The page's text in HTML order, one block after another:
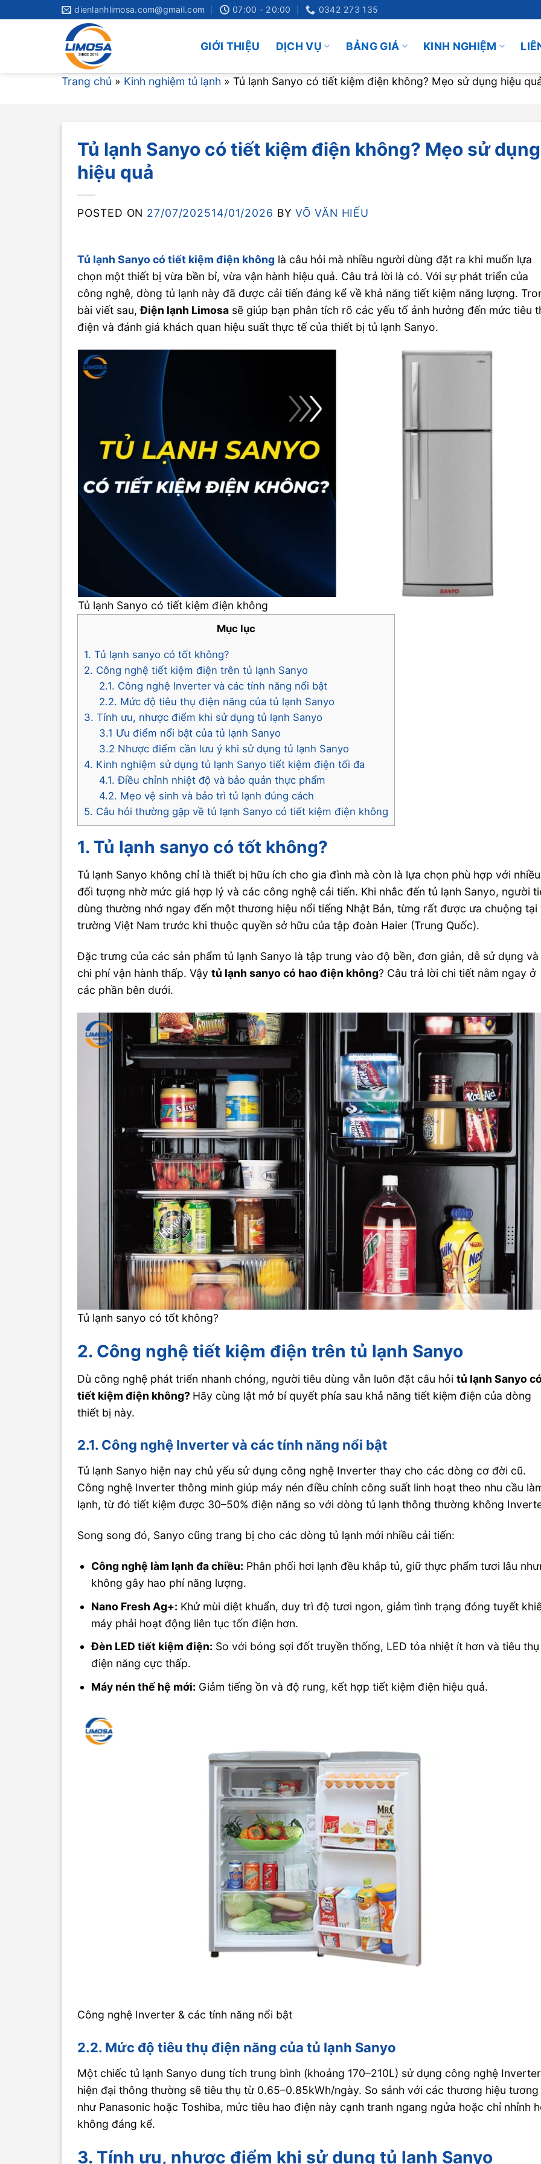
dienlanhlimosa.com@gmail.com 07:00 - 20:00 0342 273 135
GIỚI THIỆU DỊCH VỤ BẢNG GIÁ KINH NGHIỆM
Trang chủ » Kinh nghiệm tủ lạnh » Tủ lạnh Sanyo có tiết kiệm điện không? Mẹo sử dụng hiệu
Tủ lạnh Sanyo có tiết kiệm điện không? Mẹo sử dụng
hiệu quả
POSTED ON 27/07/202514/01/2026 BYVÕ VĂN HIẾU
Tủ lạnh Sanyo có tiết kiệm điện không là câu hỏi mà nhiều người dùng đặt ra khi muốn lựa
chọn một thiết bị vừa bền bỉ, vừa vận hành hiệu quả. Câu trả lời là có. Với sự phát triển của
công nghệ, dòng tủ lạnh này đã được cải tiến đáng kể về khả năng tiết kiệm năng lượng.
bài viết sau,Điện lạnh Limosa sẽ giúp bạn phân tích rõ các yếu tố ảnh hưởng đến mức tiêu
điện và đánh giá khách quan hiệu suất thực tế của thiết bị tủ lạnh Sanyo.
Tủ lạnh Sanyo có tiết kiệm điện không
Mục lục
1. Tủ lạnh sanyo có tốt không?
2. Công nghệ tiết kiệm điện trên tủ lạnh Sanyo
2.1. Công nghệ Inverter và các tính năng nổi bật
2.2. Mức độ tiêu thụ điện năng của tủ lạnh Sanyo
3. Tính ưu, nhược điểm khi sử dụng tủ lạnh Sanyo
3.1 Ưu điểm nổi bật của tủ lạnh Sanyo
3.2 Nhược điểm cần lưu ý khi sử dụng tủ lạnh Sanyo
4. Kinh nghiệm sử dụng tủ lạnh Sanyo tiết kiệm điện tối đa
4.1. Điều chỉnh nhiệt độ và bảo quản thực phẩm
4.2. Mẹo vệ sinh và bảo trì tủ lạnh đúng cách
5. Câu hỏi thường gặp về tủ lạnh Sanyo có tiết kiệm điện không
1. Tủ lạnh sanyo có tốt không?
Tủ lạnh Sanyo không chỉ là thiết bị hữu ích cho gia đình mà còn là lựa chọn phù hợp với nhiều
đối tượng nhờ mức giá hợp lý và các công nghệ cải tiến. Khi nhắc đến tủ lạnh Sanyo, người
dùng thường nhớ ngay đến một thương hiệu nổi tiếng Nhật Bản, từng rất được ưa chuộng tại
trường Việt Nam trước khi thuộc quyền sở hữu của tập đoàn Haier (Trung Quốc).
Đặc trưng của các sản phẩm tủ lạnh Sanyo là tập trung vào độ bền, đơn giản, dễ sử dụng và
chi phí vận hành thấp. Vậytủ lạnh sanyo có hao điện không? Câu trả lời chi tiết nằm ngay ở
các phần bên dưới.
Tủ lạnh sanyo có tốt không?
2. Công nghệ tiết kiệm điện trên tủ lạnh Sanyo
Dù công nghệ phát triển nhanh chóng, người tiêu dùng vẫn luôn đặt câu hỏitủ lạnh Sanyo có
tiết kiệm điện không? Hãy cùng lật mở bí quyết phía sau khả năng tiết kiệm điện của dòng
thiết bị này.
2.1. Công nghệ Inverter và các tính năng nổi bật
Tủ lạnh Sanyo hiện nay chủ yếu sử dụng công nghệ Inverter thay cho các dòng cơ đời cũ.
Công nghệ Inverter thông minh giúp máy nén điều chỉnh công suất linh hoạt theo nhu cầu
lạnh, từ đó tiết kiệm được 30–50% điện năng so với dòng tủ lạnh thông thường không
Song song đó, Sanyo cũng trang bị cho các dòng tủ lạnh mới nhiều cải tiến:
Công nghệ làm lạnh đa chiều: Phân phối hơi lạnh đều khắp tủ, giữ thực phẩm tươi lâu
không gây hao phí năng lượng.
Nano Fresh Ag+: Khử mùi diệt khuẩn, duy trì độ tươi ngon, giảm tình trạng đóng tuyết
máy phải hoạt động liên tục tốn điện hơn.
Đèn LED tiết kiệm điện: So với bóng sợi đốt truyền thống, LED tỏa nhiệt ít hơn và tiêu thụ
điện năng cực thấp.
Máy nén thế hệ mới: Giảm tiếng ồn và độ rung, kết hợp tiết kiệm điện hiệu quả.
Công nghệ Inverter & các tính năng nổi bật
2.2. Mức độ tiêu thụ điện năng của tủ lạnh Sanyo
Một chiếc tủ lạnh Sanyo dung tích trung bình (khoảng 170–210L) sử dụng công nghệ Inverter
hiện đại thông thường sẽ tiêu thụ từ 0.65–0.85kWh/ngày. So sánh với các thương hiệu
như Panasonic hoặc Toshiba, mức tiêu hao điện này cạnh tranh ngang ngửa hoặc chỉ nhỉnh
không đáng kể.
3. Tính ưu, nhược điểm khi sử dụng tủ lạnh Sanyo